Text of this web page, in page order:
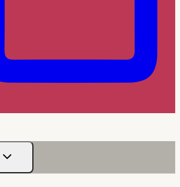
Untermenü
Umschalten